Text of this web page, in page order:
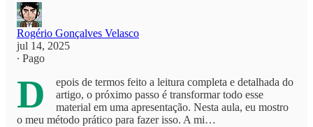
Rogério Gonçalves Velasco
jul 14, 2025
∙ Pago
D
epois de termos feito a leitura completa e detalhada do
artigo, o próximo passo é transformar todo esse
material em uma apresentação. Nesta aula, eu mostro
o meu método prático para fazer isso. A mi…